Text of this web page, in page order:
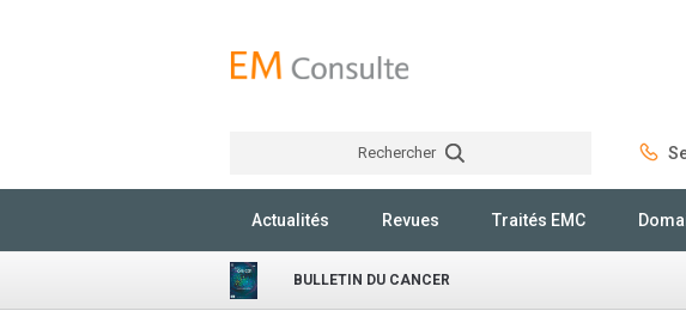
Rechercher
Actualités Revues Traités EMC
BULLETIN DU CANCER